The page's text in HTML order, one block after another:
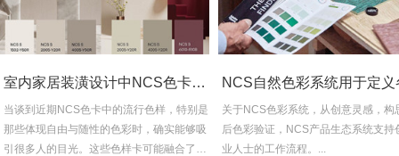
室内家居装潢设计中NCS色卡流行色样有着独特的优势
当谈到近期NCS色卡中的流行色样，特别是
那些体现自由与随性的色彩时，确实能够吸
引很多人的目光。这些色样卡可能融合了多
关于NCS色彩系统，从创意灵感，构
后色彩验证，NCS产品生态系统支持
业人士的工作流程。...